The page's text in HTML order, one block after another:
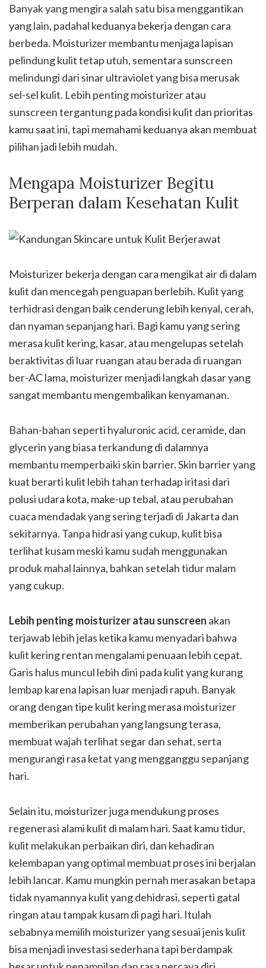
Banyak yang mengira salah satu bisa menggantikan
yang lain, padahal keduanya bekerja dengan cara
berbeda. Moisturizer membantu menjaga lapisan
pelindung kulit tetap utuh, sementara sunscreen
melindungi dari sinar ultraviolet yang bisa merusak
sel-sel kulit. Lebih penting moisturizer atau
sunscreen tergantung pada kondisi kulit dan prioritas
kamu saat ini, tapi memahami keduanya akan membuat
pilihan jadi lebih mudah.
Mengapa Moisturizer Begitu
Berperan dalam Kesehatan Kulit
Moisturizer bekerja dengan cara mengikat air di dalam
kulit dan mencegah penguapan berlebih. Kulit yang
terhidrasi dengan baik cenderung lebih kenyal, cerah,
dan nyaman sepanjang hari. Bagi kamu yang sering
merasa kulit kering, kasar, atau mengelupas setelah
beraktivitas di luar ruangan atau berada di ruangan
ber-AC lama, moisturizer menjadi langkah dasar yang
sangat membantu mengembalikan kenyamanan.
Bahan-bahan seperti hyaluronic acid, ceramide, dan
glycerin yang biasa terkandung di dalamnya
membantu memperbaiki skin barrier. Skin barrier yang
kuat berarti kulit lebih tahan terhadap iritasi dari
polusi udara kota, make-up tebal, atau perubahan
cuaca mendadak yang sering terjadi di Jakarta dan
sekitarnya. Tanpa hidrasi yang cukup, kulit bisa
terlihat kusam meski kamu sudah menggunakan
produk mahal lainnya, bahkan setelah tidur malam
yang cukup.
Lebih penting moisturizeratau sunscreen akan
terjawab lebih jelas ketika kamu menyadari bahwa
kulit kering rentan mengalami penuaan lebih cepat.
Garis halus muncul lebih dini pada kulit yang kurang
lembap karena lapisan luar menjadi rapuh. Banyak
orang dengan tipe kulit kering merasa moisturizer
memberikan perubahan yang langsung terasa,
membuat wajah terlihat segar dan sehat, serta
mengurangi rasa ketat yang mengganggu sepanjang
hari.
Selain itu, moisturizer juga mendukung proses
regenerasi alami kulit di malam hari. Saat kamu tidur,
kulit melakukan perbaikan diri, dan kehadiran
kelembapan yang optimal membuat proses ini berjalan
lebih lancar. Kamu mungkin pernah merasakan betapa
tidak nyamannya kulit yang dehidrasi, seperti gatal
ringan atau tampak kusam di pagi hari. Itulah
sebabnya memilih moisturizer yang sesuai jenis kulit
bisa menjadi investasi sederhana tapi berdampak